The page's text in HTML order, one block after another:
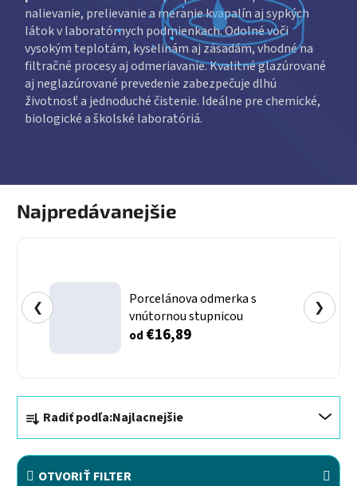
nalievanie, prelievanie a meranie kvapalín aj sypkých
látok v laboratórnych podmienkach. Odolné voči
vysokým teplotám, kyselinám aj zásadám, vhodné na
filtračné procesy aj odmeriavanie. Kvalitné glazúrované
aj neglazúrované prevedenie zabezpečuje dlhú
životnosť a jednoduché čistenie. Ideálne pre chemické,
biologické a školské laboratóriá.
Najpredávanejšie
Porcelánova odmerka s
vnútornou stupnicou
od €16,89
❮ ❯
Radenie produktov
Radiť podľa:Najlacnejšie
OTVORIŤ FILTER